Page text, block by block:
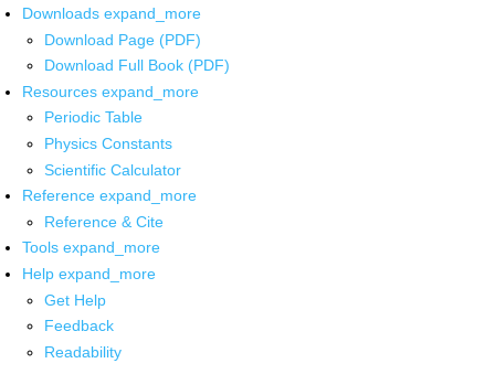
Downloads expand_more
Download Page (PDF)
Download Full Book (PDF)
Resources expand_more
Periodic Table
Physics Constants
Scientific Calculator
Reference expand_more
Reference & Cite
Tools expand_more
Help expand_more
Get Help
Feedback
Readability